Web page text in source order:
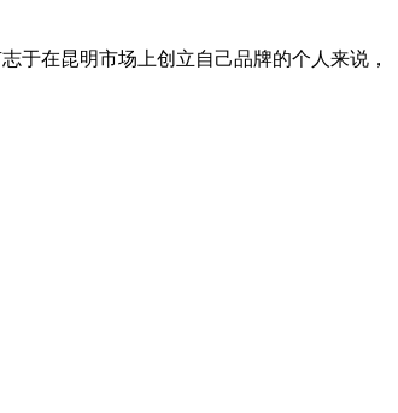
于在昆明市场上创立自己品牌的个人来说，